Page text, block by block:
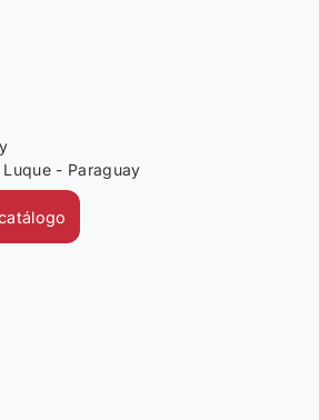
- Paraguay